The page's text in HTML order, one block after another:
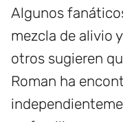
Algunos
mezcla de alivio
otros sugieren
Roman ha